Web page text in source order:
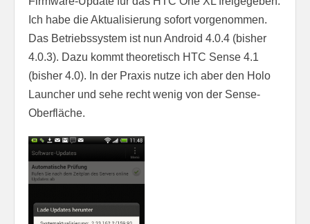
Ich habe die Aktualisierung sofort vorgenommen.
Das Betriebssystem ist nun Android 4.0.4 (bisher
4.0.3). Dazu kommt theoretisch HTC Sense 4.1
(bisher 4.0). In der Praxis nutze ich aber den Holo
Launcher und sehe recht wenig von der Sense-
Oberfläche.